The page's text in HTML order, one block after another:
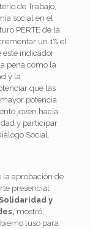
de Trabajo,
social en el
PERTE de la
un 1% el
este indicador
pena como la
y la
que las
potencia
joven hacia
y participar
Social.
la aprobación de
presencial
y
mostró,
luso para